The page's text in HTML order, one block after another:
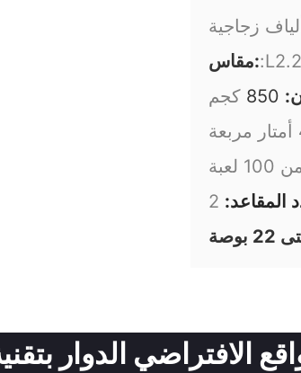
زجاجية
مقاس:
كجم
لعبة
المقاعد: 2
الدوار بتقنية 360